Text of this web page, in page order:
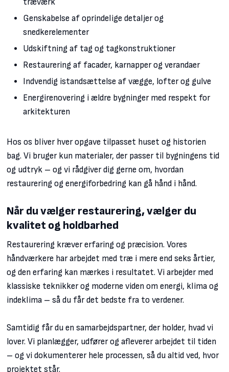
træværk
Genskabelse af oprindelige detaljer og
snedkerelementer
Udskiftning af tag og tagkonstruktioner
Restaurering af facader, karnapper og verandaer
Indvendig istandsættelse af vægge, lofter og gulve
Energirenovering i ældre bygninger med respekt for
arkitekturen
Hos os bliver hver opgave tilpasset huset og historien
bag. Vi bruger kun materialer, der passer til bygningens tid
og udtryk – og vi rådgiver dig gerne om, hvordan
restaurering og energiforbedring kan gå hånd i hånd.
Når du vælger restaurering, vælger du
kvalitet og holdbarhed
Restaurering kræver erfaring og præcision. Vores
håndværkere har arbejdet med træ i mere end seks årtier,
og den erfaring kan mærkes i resultatet. Vi arbejder med
klassiske teknikker og moderne viden om energi, klima og
indeklima – så du får det bedste fra to verdener.
Samtidig får du en samarbejdspartner, der holder, hvad vi
lover. Vi planlægger, udfører og afleverer arbejdet til tiden
– og vi dokumenterer hele processen, så du altid ved, hvor
projektet står.